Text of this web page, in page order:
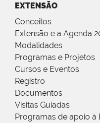
EXTENSÃO
Conceitos
Extensão e a Agenda
Modalidades
Programas e Projetos
Cursos e Eventos
Registro
Documentos
Visitas Guiadas
Programas de apoio à